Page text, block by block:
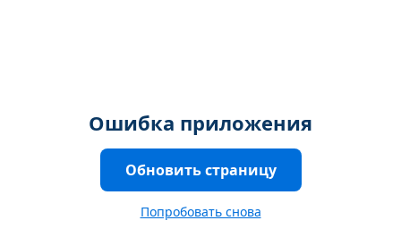
Ошибка приложения
Обновить страницу
Попробовать снова